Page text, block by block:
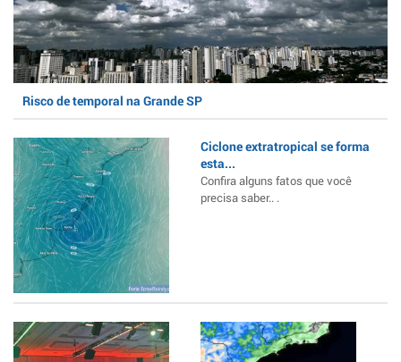
Risco de temporal na Grande SP
Ciclone extratropical se forma
esta...
Confira alguns fatos que você
precisa saber.. .